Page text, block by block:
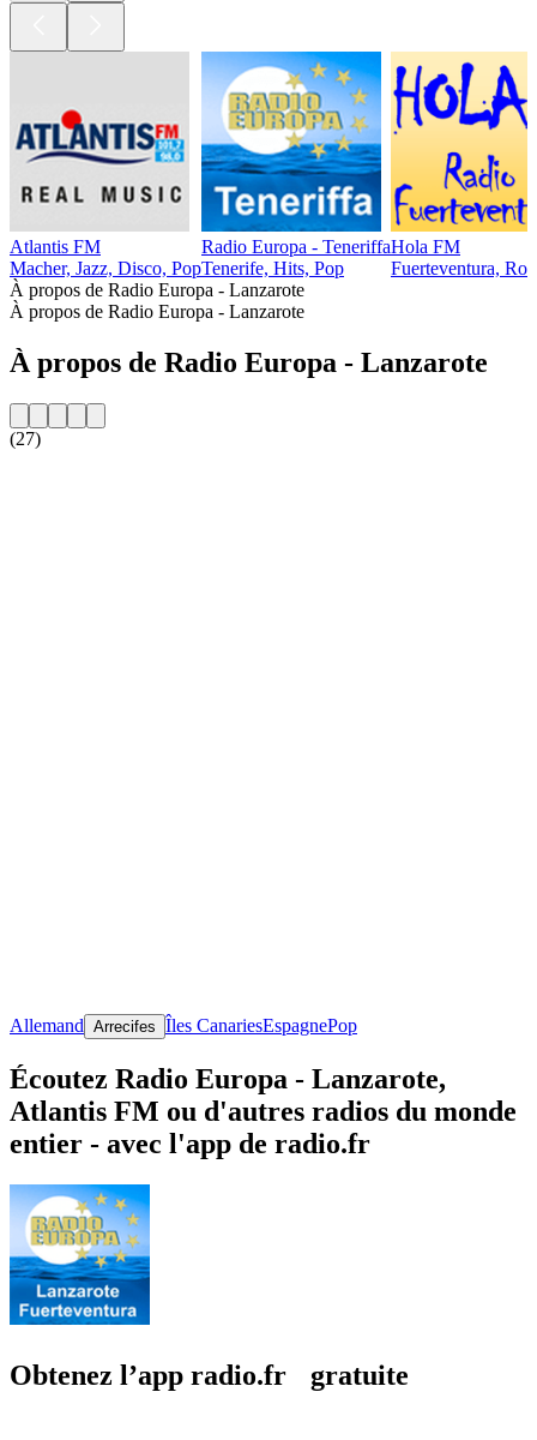
Atlantis FM
Macher, Jazz, Disco, Pop
Radio Europa - Teneriffa
Tenerife, Hits, Pop
Hola FM
Fuerteventura,
À propos de Radio Europa - Lanzarote
À propos de Radio Europa - Lanzarote
À propos de Radio Europa - Lanzarote
(27)
Allemand Arrecifes Îles CanariesEspagnePop
Écoutez Radio Europa - Lanzarote,
Atlantis FM ou d'autres radios du monde
entier - avec l'app de radio.fr
Obtenez l’app radio.fr gratuite